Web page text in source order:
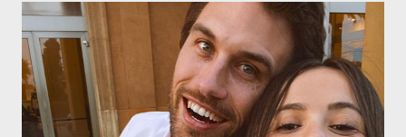
peluquería del grupo.Justo hace unos días Carol Pagés nos
contaba detalles del homenaje en Actualida Rosa en RCE
radio,en el programa que presento todos los jueves de 17 a 18
horas . Carolina y Quionia Pagés Carolina Pagés La cita ,en el
Museu Marítim de BCN ,en las Drassanes reunió a figuras